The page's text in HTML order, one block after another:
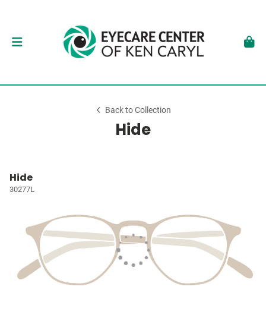
Back to Collection
Hide
Hide
30277L